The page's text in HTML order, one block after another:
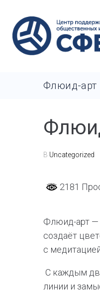
Флюид-арт
В Uncategorized
2181
Флюид-арт —
создаёт
с
С каждым
линии и